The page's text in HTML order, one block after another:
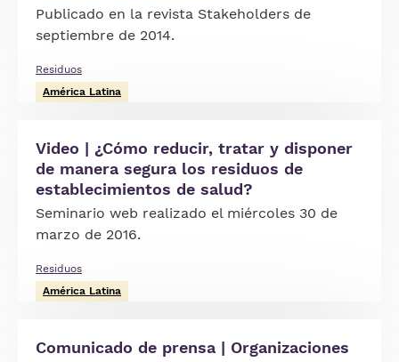
Publicado en la revista Stakeholders de
septiembre de 2014.
Residuos
América Latina
Video | ¿Cómo reducir, tratar y disponer
de manera segura los residuos de
establecimientos de salud?
Seminario web realizado el miércoles 30 de
marzo de 2016.
Residuos
América Latina
Comunicado de prensa | Organizaciones